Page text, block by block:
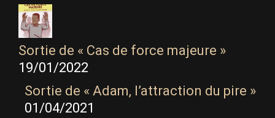
Sortie de « Cas de force majeure »
19/01/2022
Sortie de « Adam, l’attraction du pire »
01/04/2021